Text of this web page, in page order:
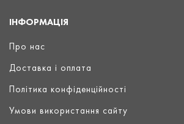
ІНФОРМАЦІЯ
Про нас
Доставка і оплата
Політика конфіденційності
Умови використання сайту